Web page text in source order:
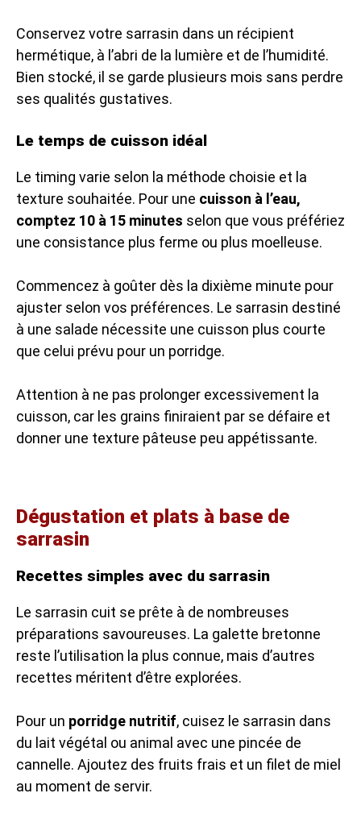
Conservez votre sarrasin dans un récipient
hermétique, à l’abri de la lumière et de l’humidité.
Bien stocké, il se garde plusieurs mois sans perdre
ses qualités gustatives.
Le temps de cuisson idéal
Le timing varie selon la méthode choisie et la
texture souhaitée. Pour une cuisson à l’eau,
comptez 10 à 15 minutes selon que vous préfériez
une consistance plus ferme ou plus moelleuse.
Commencez à goûter dès la dixième minute pour
ajuster selon vos préférences. Le sarrasin destiné
à une salade nécessite une cuisson plus courte
que celui prévu pour un porridge.
Attention à ne pas prolonger excessivement la
cuisson, car les grains finiraient par se défaire et
donner une texture pâteuse peu appétissante.
Dégustation et plats à base de
sarrasin
Recettes simples avec du sarrasin
Le sarrasin cuit se prête à de nombreuses
préparations savoureuses. La galette bretonne
reste l’utilisation la plus connue, mais d’autres
recettes méritent d’être explorées.
Pour un porridge nutritif, cuisez le sarrasin dans
du lait végétal ou animal avec une pincée de
cannelle. Ajoutez des fruits frais et un filet de miel
au moment de servir.